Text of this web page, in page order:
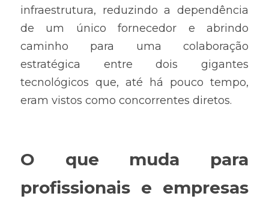
infraestrutura, reduzindo a dependência
de um único fornecedor e abrindo
caminho para uma colaboração
estratégica entre dois gigantes
tecnológicos que, até há pouco tempo,
eram vistos como concorrentes diretos.
O que muda para
profissionais e empresas